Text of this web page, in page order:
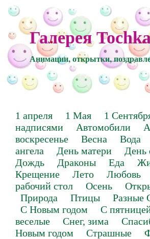
Галерея
Анимации, открытки,
1 апреля 1 Мая 1
надписями
Автомобили
воскресенье
Весна Вода
ангела
День матери День
Дождь
Драконы Еда
Крещение
Лето Любовь
рабочий стол
Осень
Природа
Птицы Разные
С Новым годом
С
веселые
Снег, зима
Новым годом
Страшные